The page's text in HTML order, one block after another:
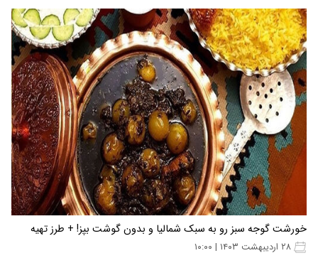
خورشت گوجه سبز رو به سبک شمالیا و بدون گوشت بپز! + طرز تهیه